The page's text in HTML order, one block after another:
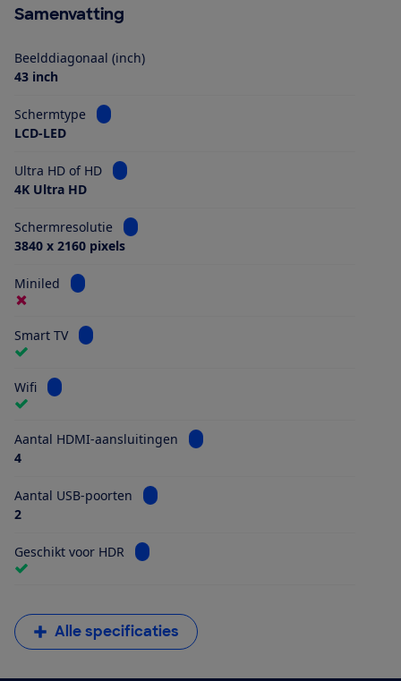
Samenvatting
Beelddiagonaal (inch)
43 inch
Schermtype
Bekijk informatie voor Schermtype
LCD-LED
Ultra HD of HD
Bekijk informatie voor Ultra HD of HD
4K Ultra HD
Schermresolutie
Bekijk informatie voor Schermresolutie
3840 x 2160 pixels
Miniled Bekijk informatie voor Miniled
Smart TV Bekijk informatie voor Smart TV
Wifi Bekijk informatie voor Wifi
Aantal HDMI-aansluitingen
Bekijk informatie voor Aantal
4
Aantal USB-poorten
Bekijk informatie voor Aantal USB-poorten
2
Geschikt voor HDR Bekijk informatie voor Geschikt voor HDR
Alle specificaties